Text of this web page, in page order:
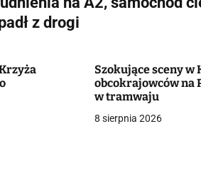
z drogi
Szokujące sceny
obcokrajowców na
w tramwaju
8 sierpnia 2026